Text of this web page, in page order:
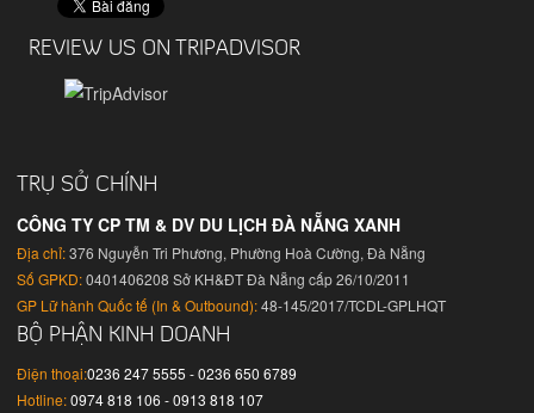
REVIEW US ON TRIPADVISOR
TRỤ SỞ CHÍNH
CÔNG TY CP TM & DV DU LỊCH ĐÀ NẴNG XANH
Địa chỉ:376 Nguyễn Tri Phương, Phường Hoà Cường, Đà Nẵng
Số GPKD:0401406208 Sở KH&ĐT Đà Nẵng cấp 26/10/2011
GP Lữ hành Quốc tế (In & Outbound):48-145/2017/TCDL-GPLHQT
BỘ PHẬN KINH DOANH
Điện thoại:0236 247 5555 - 0236 650 6789
Hotline: 0974 818 106 - 0913 818 107